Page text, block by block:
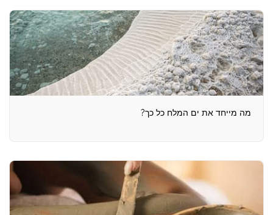
מה מייחד את ים המלח כל כך?